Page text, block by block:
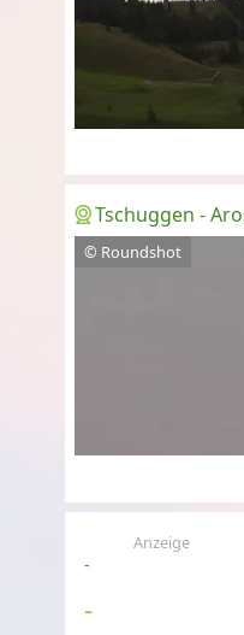
Tschuggen -
© Roundshot
Anzeige
-
-